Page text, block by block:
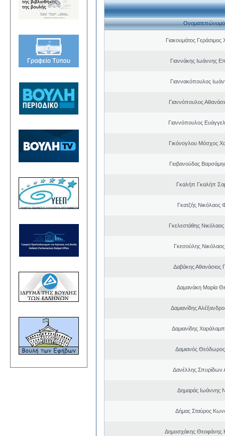
Ονοματεπώνυμο
Γιακουμάτος
Γιαννάκης Ιωάννης
Γιαννακόπουλος
Γιαννόπουλος
Γιαννόπουλος
Γικόνογλου Μόσχος
Γιοβανούδας
Γκαλήπ Γκαλήπ
Γκατζής Νικόλαος
Γκελεστάθης
Γκεσούλης
Δαβάκης Αθανάσιος
Δαμανάκη Μαρία
Δαμιανίδης
Δαμιανίδης
Δαμιανός
Δανέλλης Σπυρίδων
Δημαράς Ιωάννης
Δήμας Σταύρος
Δημοσχάκης Θεοφάνης